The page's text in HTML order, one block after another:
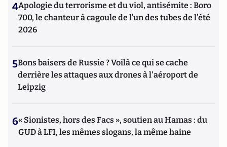
4Apologie du terrorisme et du viol, antisémite : Boro
700, le chanteur à cagoule de l’un des tubes de l’été
2026
5Bons baisers de Russie ? Voilà ce qui se cache
derrière les attaques aux drones à l'aéroport de
Leipzig
6« Sionistes, hors des Facs », soutien au Hamas : du
GUD à LFI, les mêmes slogans, la même haine